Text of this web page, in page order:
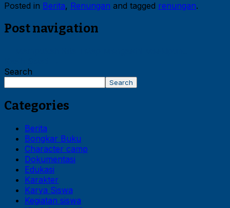
Posted in Berita, Renungan and tagged renungan.
Post navigation
Search
Search
Categories
Berita
Bongkar Buku
Character camp
Dokumentasi
Edukasi
Karakter
Karya Siswa
Kegiatan siswa